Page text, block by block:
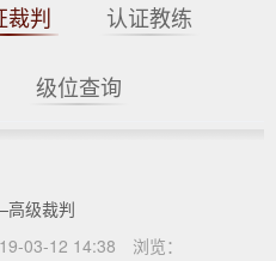
裁判 认证教练
级位查询
级裁判
03-12 14:38 浏览：